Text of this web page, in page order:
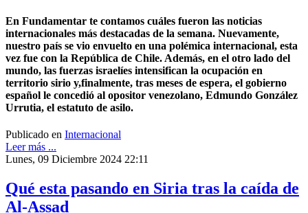
En Fundamentar te contamos cuáles fueron las noticias
internacionales más destacadas de la semana. Nuevamente,
nuestro país se vio envuelto en una polémica internacional, esta
vez fue con la República de Chile. Además, en el otro lado del
mundo, las fuerzas israelíes intensifican la ocupación en
territorio sirio y,finalmente, tras meses de espera, el gobierno
español le concedió al opositor venezolano, Edmundo González
Urrutia, el estatuto de asilo.
Publicado en Internacional
Leer más ...
Lunes, 09 Diciembre 2024 22:11
Qué esta pasando en Siria tras la caída de
Al-Assad